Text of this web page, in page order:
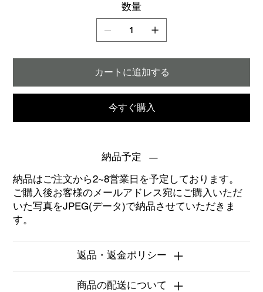
数量
カートに追加する
今すぐ購入
納品予定
納品はご注文から2~8営業日を予定しております。
ご購入後お客様のメールアドレス宛にご購入いただ
いた写真をJPEG(データ)で納品させていただきま
す。
返品・返金ポリシー
商品の配送について